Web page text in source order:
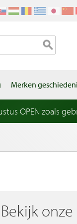
Merken
OPEN zoals
Bekijk